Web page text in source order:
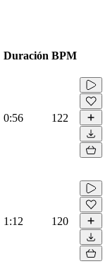
Duración BPM
0:56 122
1:12 120